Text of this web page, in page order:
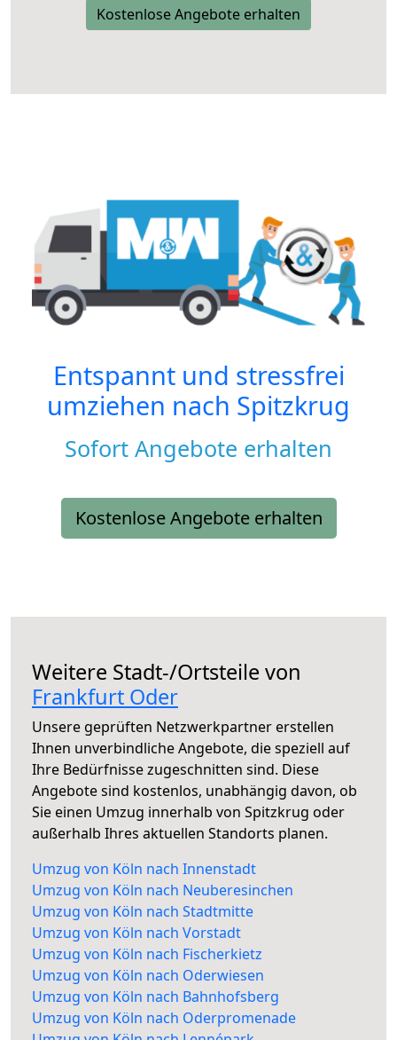
Kostenlose Angebote erhalten
Entspannt und stressfrei
umziehen nach Spitzkrug
Sofort Angebote erhalten
Kostenlose Angebote erhalten
Weitere Stadt-/Ortsteile von
Frankfurt Oder
Unsere geprüften Netzwerkpartner erstellen
Ihnen unverbindliche Angebote, die speziell auf
Ihre Bedürfnisse zugeschnitten sind. Diese
Angebote sind kostenlos, unabhängig davon, ob
Sie einen Umzug innerhalb von Spitzkrug oder
außerhalb Ihres aktuellen Standorts planen.
Umzug von Köln nach Innenstadt
Umzug von Köln nach Neuberesinchen
Umzug von Köln nach Stadtmitte
Umzug von Köln nach Vorstadt
Umzug von Köln nach Fischerkietz
Umzug von Köln nach Oderwiesen
Umzug von Köln nach Bahnhofsberg
Umzug von Köln nach Oderpromenade